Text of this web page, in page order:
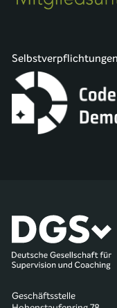
Selbstverpflichtungen
Geschäftsstelle